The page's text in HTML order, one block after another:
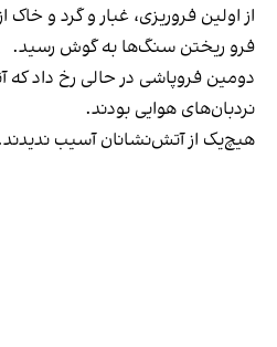
از اولین فروریزی، غبار و گرد و
فرو ریختن سنگ‌ها به گوش رسید.
دومین فروپاشی در حالی رخ داد
نردبان‌های هوایی بودند.
هیچ‌یک از آتش‌نشانان آسیب